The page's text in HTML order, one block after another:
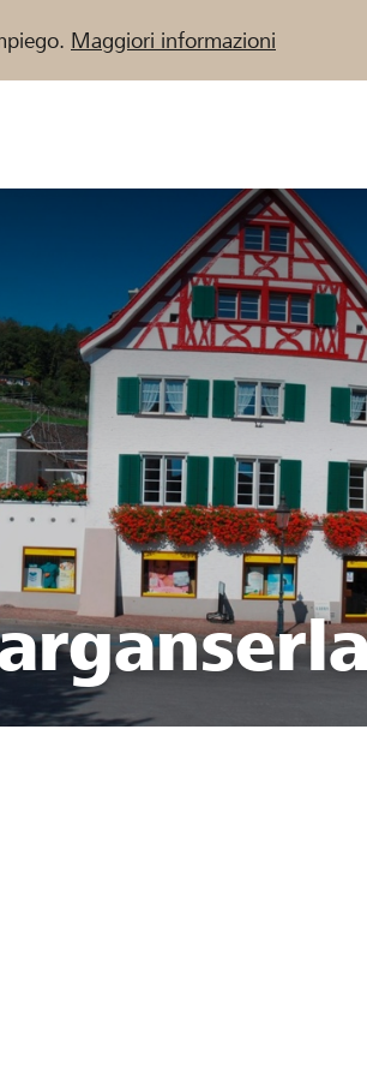
Maggiori informazioni